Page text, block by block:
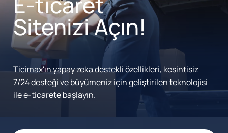
Sitenizi Açın!
Ticimax'ın yapay zeka destekli özellikleri, kesintisiz
7/24 desteği ve büyümeniz için geliştirilen teknolojisi
ile e-ticarete başlayın.